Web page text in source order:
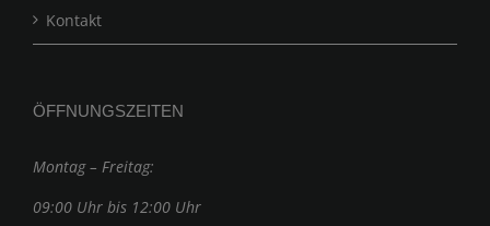
Kontakt
ÖFFNUNGSZEITEN
Montag – Freitag:
09:00 Uhr bis 12:00 Uhr